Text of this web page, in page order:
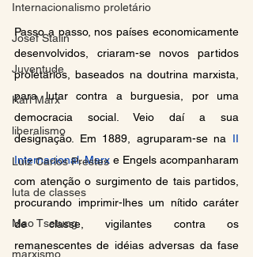
Internacionalismo proletário
Josef Stalin
Juventude
Karl Marx
liberalismo
Luiz Carlos Prestes
luta de classes
Mao Tsetung
marxismo
Passo a passo, nos países economicamente
desenvolvidos, criaram-se novos partidos
proletários, baseados na doutrina marxista,
para lutar contra a burguesia, por uma
democracia social. Veio daí a sua
designação. Em 1889, agruparam-se na II
Internacional. Marx e Engels acompanharam
com atenção o surgimento de tais partidos,
procurando imprimir-lhes um nítido caráter
de classe, vigilantes contra os
remanescentes de idéias adversas da fase